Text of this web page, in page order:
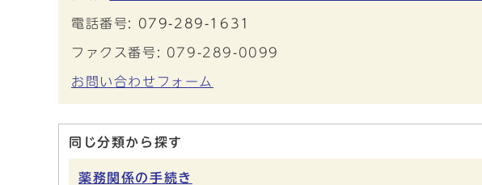
電話番号: 079-289-1631
ファクス番号: 079-289-0099
お問い合わせフォーム
同じ分類から探す
薬務関係の手続き